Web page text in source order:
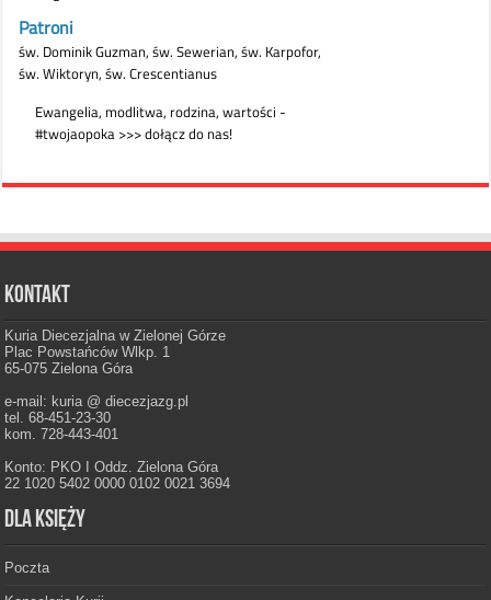
Kontakt
Kuria Diecezjalna w Zielonej Górze
Plac Powstańców Wlkp. 1
65-075 Zielona Góra
e-mail: kuria @ diecezjazg.pl
tel. 68-451-23-30
kom. 728-443-401
Konto: PKO I Oddz. Zielona Góra
22 1020 5402 0000 0102 0021 3694
Dla księży
Poczta